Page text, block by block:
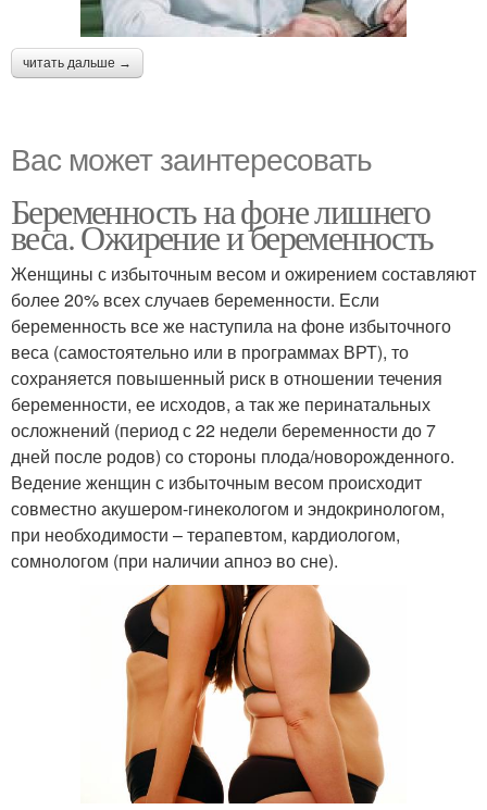
читать дальше →
Вас может заинтересовать
Беременность на фоне лишнего
веса. Ожирение и беременность
Женщины с избыточным весом и ожирением составляют
более 20% всех случаев беременности. Если
беременность все же наступила на фоне избыточного
веса (самостоятельно или в программах ВРТ), то
сохраняется повышенный риск в отношении течения
беременности, ее исходов, а так же перинатальных
осложнений (период с 22 недели беременности до 7
дней после родов) со стороны плода/новорожденного.
Ведение женщин с избыточным весом происходит
совместно акушером-гинекологом и эндокринологом,
при необходимости – терапевтом, кардиологом,
сомнологом (при наличии апноэ во сне).